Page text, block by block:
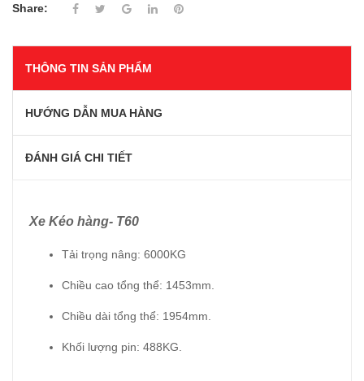
Share:
THÔNG TIN SẢN PHẨM
HƯỚNG DẪN MUA HÀNG
ĐÁNH GIÁ CHI TIẾT
Xe Kéo hàng- T60
Tải trọng nâng: 6000KG
Chiều cao tổng thể: 1453mm.
Chiều dài tổng thể: 1954mm.
Khối lượng pin: 488KG.